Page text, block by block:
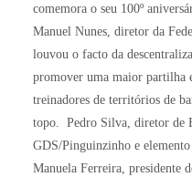
comemora o seu 100º
Manuel Nunes, diretor da
louvou o facto da
promover uma maior partilha
treinadores de territórios de
topo. Pedro Silva, diretor de
GDS/Pinguinzinho e
Manuela Ferreira, presidente